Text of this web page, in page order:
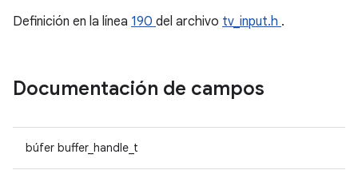
Definición en la línea 190 del archivo tv_input.h .
Documentación de campos
búfer buffer_handle_t